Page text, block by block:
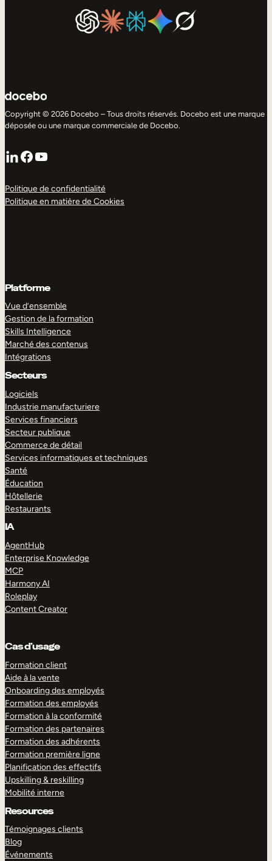
Copyright © 2026 Docebo – Tous droits réservés. Docebo est une marque
déposée ou une marque commerciale de Docebo.
LinkedIn
Facebook
YouTube
Politique de confidentialité
Politique en matière de Cookies
Platforme
Vue d’ensemble
Gestion de la formation
Skills Intelligence
Marché des contenus
Intégrations
Secteurs
Logiciels
Industrie manufacturiere
Services financiers
Secteur publique
Commerce de détail
Services informatiques et techniques
Santé
Éducation
Hôtellerie
Restaurants
IA
AgentHub
Enterprise Knowledge
MCP
Harmony AI
Roleplay
Content Creator
Cas d’usage
Formation client
Aide à la vente
Onboarding des employés
Formation des employés
Formation à la conformité
Formation des partenaires
Formation des adhérents
Formation première ligne
Planification des effectifs
Upskilling & reskilling
Mobilité interne
Resources
Témoignages clients
Blog
Événements